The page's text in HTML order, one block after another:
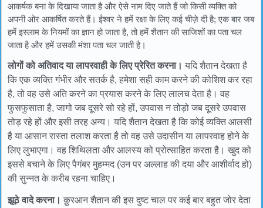
आकर्षक बना के दिखाया जाता है और ऐसे नाम दिए जाते हैं जो किसी व्यक्ति को
अपनी ओर आकर्षित करते हैं। ईश्वर ने हमें रक्षा के लिए कई चीज़े दी है; एक बार जब
हमें इस्लाम के नियमों का ज्ञान हो जाता है, तो हमें शैतान की साजिशों का पता चल
जाता है और हमें उसकी मंशा पता चल जाती है।
लोगों को अतिवाद या लापरवाही के लिए प्रेरित करना। यदि शैतान देखता है
कि एक व्यक्ति गंभीर और सतर्क है, हमेशा सही काम करने की कोशिश कर रहा
है, तो वह उसे अति करने का प्रयास करने के लिए लालच देता है। वह
फुसफुसाता है, जागो जब दूसरे सो रहे हों, उपवास न तोड़ो जब दूसरे उपवास
तोड़ रहे हों और इसी तरह अन्य। यदि शैतान देखता है कि कोई व्यक्ति आलसी
है या आसान रास्ता तलाश करता है तो वह उसे उदासीन या लापरवाह होने के
लिए लुभाएगा। वह शिथिलता और आलस्य को प्रोत्साहित करता है। खुद को
इससे बचाने के लिए पैगंबर मुहम्मद (उन पर अल्लाह की दया और आशीर्वाद हो)
की सुन्नत के करीब रहना चाहिए।
झूठे वादे करना। क़ुरआन शैतान की इस दुष्ट चाल पर कई बार बहुत जोर देता